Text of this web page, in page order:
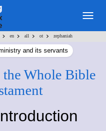
> en > all > ot > zephaniah
and its servants
Whole Bible